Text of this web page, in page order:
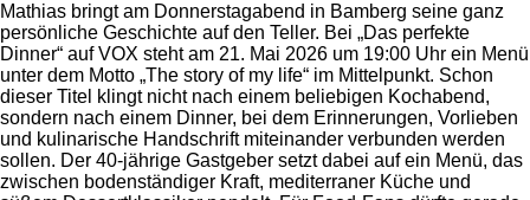
Mathias bringt am Donnerstagabend in Bamberg seine ganz
persönliche Geschichte auf den Teller. Bei „Das perfekte
Dinner“ auf VOX steht am 21. Mai 2026 um 19:00 Uhr ein Menü
unter dem Motto „The story of my life“ im Mittelpunkt. Schon
dieser Titel klingt nicht nach einem beliebigen Kochabend,
sondern nach einem Dinner, bei dem Erinnerungen, Vorlieben
und kulinarische Handschrift miteinander verbunden werden
sollen. Der 40-jährige Gastgeber setzt dabei auf ein Menü, das
zwischen bodenständiger Kraft, mediterraner Küche und